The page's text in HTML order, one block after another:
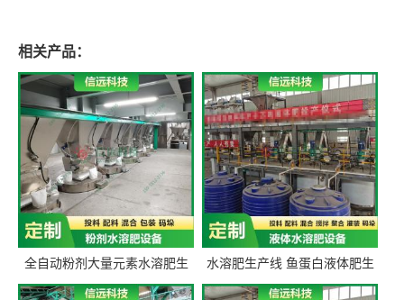
相关产品：
全自动粉剂大量元素水溶肥生
产设备 信远科技肥料生产设备
水溶肥生产线 鱼蛋白液体肥生
产设备 氨基酸液态肥全套设备